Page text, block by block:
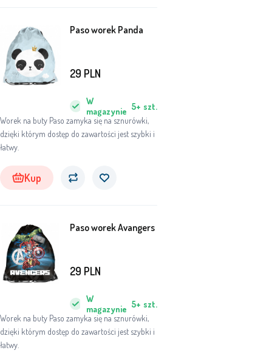
Paso worek Panda
Worek na buty Paso zamyka się na sznurówki,
dzięki którym dostęp do zawartości jest szybki i
łatwy.
W
magazynie 5+ szt.
29 PLN
Kup
Paso worek Avangers
Worek na buty Paso zamyka się na sznurówki,
dzięki którym dostęp do zawartości jest szybki i
łatwy.
W
magazynie 5+ szt.
29 PLN